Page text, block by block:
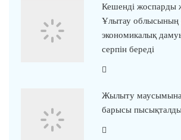
Кешенді жоспарды
Ұлытау облысының
экономикалық
серпін береді
Жылыту
барысы